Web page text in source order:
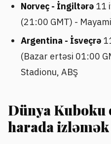
Norveç - İngiltərə11
(21:00 GMT) -
Argentina - İsveçrə
(Bazar ertəsi 01:00
Stadionu, ABŞ
Dünya Kuboku
harada